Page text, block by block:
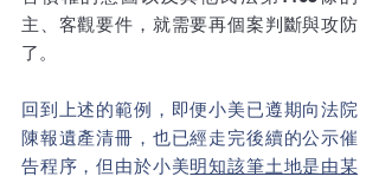
主、客觀要件，就需要再個案判斷與攻防
了。
回到上述的範例，即便小美已遵期向法院
陳報遺產清冊，也已經走完後續的公示催
告程序，但由於小美明知該筆土地是由某